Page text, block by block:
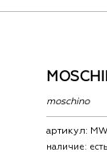
moschino
артикул:
наличие: есть